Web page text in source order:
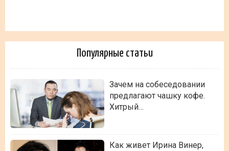
Популярные статьи
Зачем на собеседовании
предлагают чашку кофе.
Хитрый…
Как живет Ирина Винер,